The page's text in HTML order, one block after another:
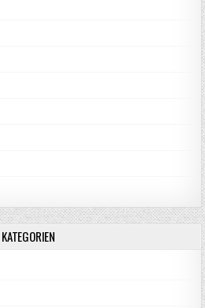
KATEGORIEN